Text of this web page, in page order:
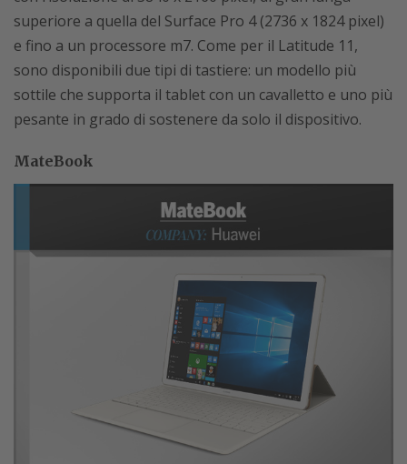
superiore a quella del Surface Pro 4 (2736 x 1824 pixel)
e fino a un processore m7. Come per il Latitude 11,
sono disponibili due tipi di tastiere: un modello più
sottile che supporta il tablet con un cavalletto e uno più
pesante in grado di sostenere da solo il dispositivo.
MateBook